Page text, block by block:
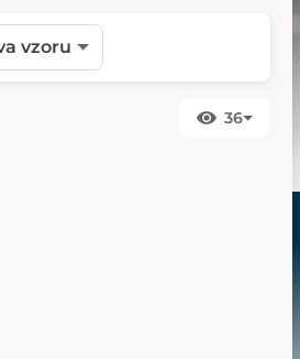
vzoru
36